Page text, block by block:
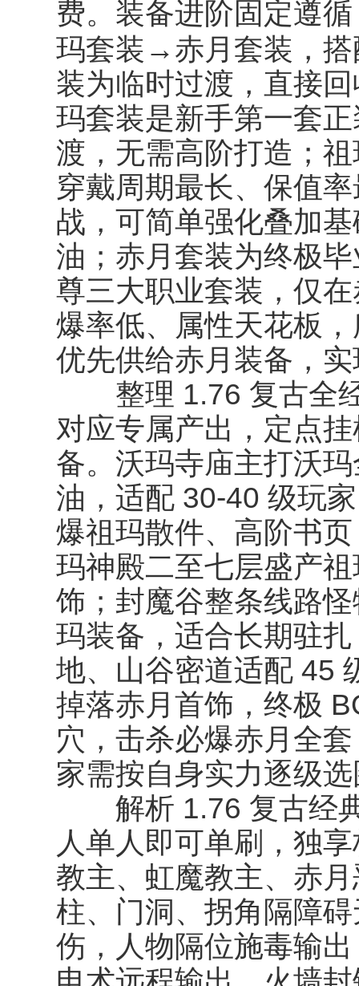
费。装备进阶固定遵
玛套装→赤月套装 ，
装为临时过渡，直接
玛套装是新手第一套
渡，无需高阶打造；
穿戴周期最长、保值
战，可简单强化叠加
油；赤月套装为终极
尊三大职业套装，仅
爆率低、属性天花板
优先供给赤月装备，
整理 1.76 复古全经
对应专属产出，定点
备。沃玛寺庙主打沃
油，适配 30‑40 级玩
爆祖玛散件、高阶书
玛神殿二至七层盛产
饰；封魔谷整条线路
玛装备，适合长期驻
地、山谷密道适配 45
掉落赤月首饰，终极
穴，击杀必爆赤月全
家需按自身实力逐级
解析 1.76 复古经典
人单人即可单刷，独
教主、虹魔教主、赤
柱、门洞、拐角隔障
伤，人物隔位施毒输